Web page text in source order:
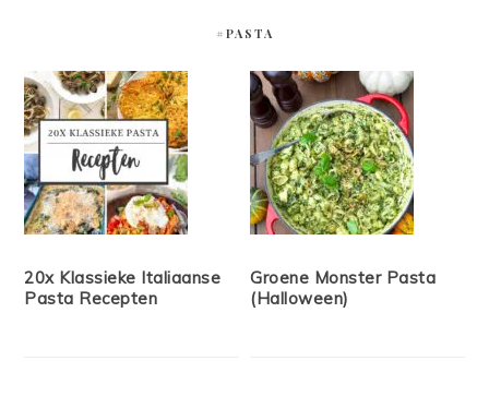
#PASTA
20x Klassieke Italiaanse
Pasta Recepten
Groene Monster Pasta
(Halloween)